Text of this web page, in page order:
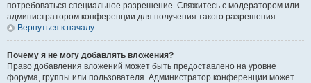
потребоваться специальное разрешение. Свяжитесь с модератором или
администратором конференции для получения такого разрешения.
Вернуться к началу
Почему я не могу добавлять вложения?
Право добавления вложений может быть предоставлено на уровне
форума, группы или пользователя. Администратор конференции может